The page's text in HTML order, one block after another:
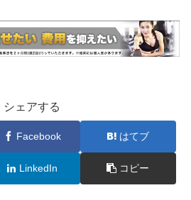
シェアする
Facebook はてブ
LinkedIn コピー